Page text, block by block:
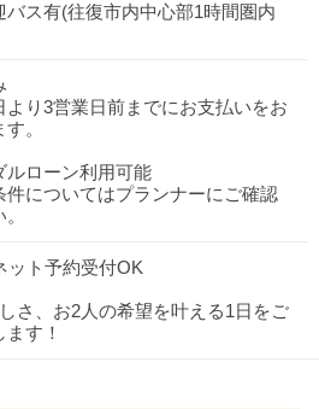
バス有(往復市内中心部1時間圏内
り3営業日前までにお支払いをお
。
ルローン利用可能
についてはプランナーにご確認
ット予約受付OK
さ、お2人の希望を叶える1日をご
す！